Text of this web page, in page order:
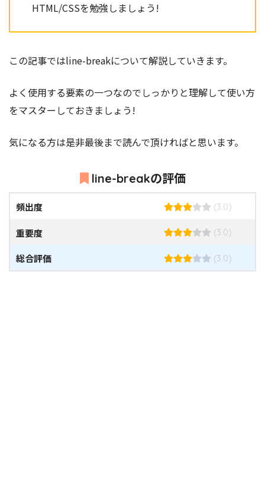
HTML/CSSを勉強しましょう!
この記事ではline-breakについて解説していきます。
よく使用する要素の一つなのでしっかりと理解して使い方
をマスターしておきましょう!
気になる方は是非最後まで読んで頂ければと思います。
line-breakの評価
頻出度 (3.0)
重要度 (3.0)
総合評価 (3.0)